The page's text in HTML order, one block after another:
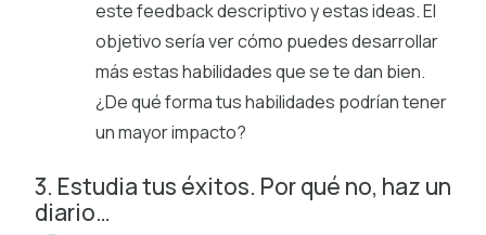
este feedback descriptivo y estas ideas. El
objetivo sería ver cómo puedes desarrollar
más estas habilidades que se te dan bien.
¿De qué forma tus habilidades podrían tener
un mayor impacto?
3. Estudia tus éxitos. Por qué no, haz un
diario…